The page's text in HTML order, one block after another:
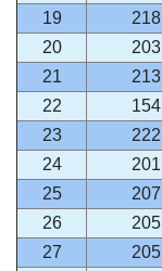
19
218
20
203
21
213
22
154
23
222
24
201
25
207
26
205
27
205